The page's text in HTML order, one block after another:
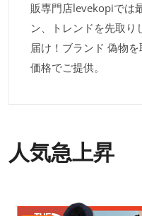
販専門店levekopiでは
ン、トレンドを先取り
届け！ブランド 偽物
価格でご提供。
人気急上昇